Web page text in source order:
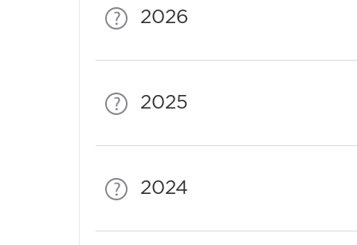
2026
2025
2024